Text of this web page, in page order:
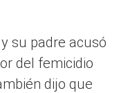
su padre acusó
del femicidio
dijo que